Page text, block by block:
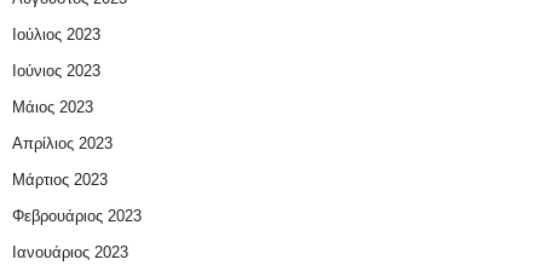
Ιούλιος 2023
Ιούνιος 2023
Μάιος 2023
Απρίλιος 2023
Μάρτιος 2023
Φεβρουάριος 2023
Ιανουάριος 2023